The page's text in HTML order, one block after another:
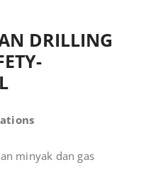
DRILLING
minyak dan gas